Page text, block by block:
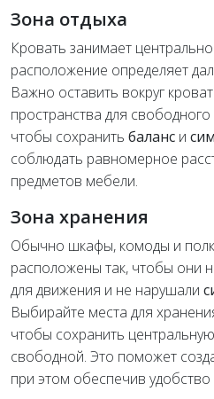
Зона отдыха
Кровать занимает
расположение определяет
Важно оставить вокруг
пространства для
чтобы сохранить баланс и
соблюдать равномерное
предметов мебели.
Зона хранения
Обычно шкафы, комоды и
расположены так, чтобы они
для движения и не нарушали
Выбирайте места для
чтобы сохранить
свободной. Это поможет
при этом обеспечив